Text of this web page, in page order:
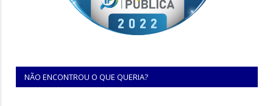
NÃO ENCONTROU O QUE QUERIA?